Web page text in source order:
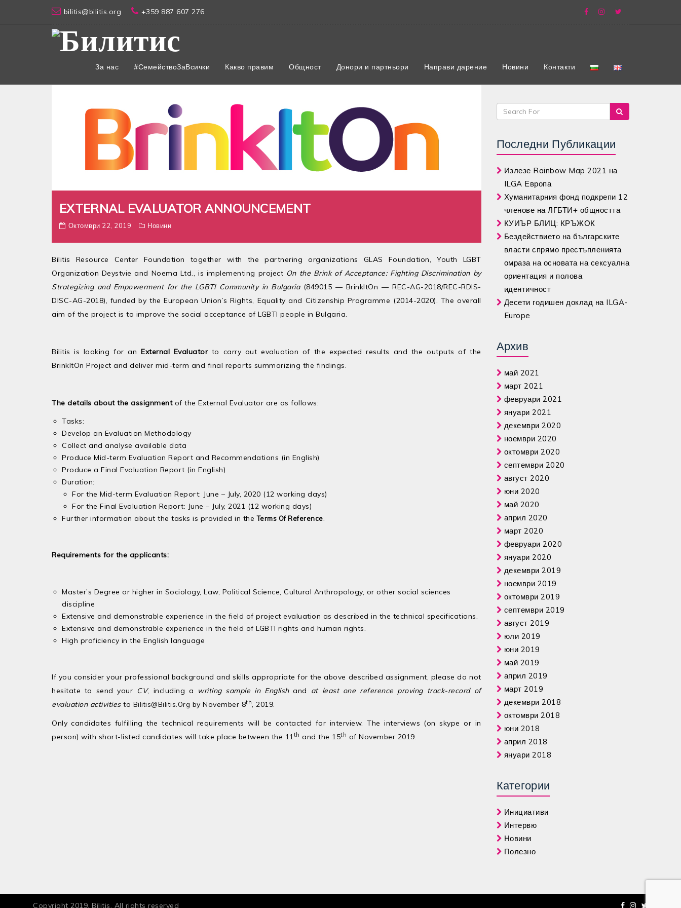
bilitis@bilitis.org +359 887 607 276
За нас #СемействоЗаВсички Какво правим Общност Донори и партньори Направи дарение Новини Контакти
EXTERNAL EVALUATOR ANNOUNCEMENT
Октомври 22, 2019 Новини
Bilitis Resource Center Foundation together with the partnering organizations GLAS Foundation, Youth LGBT
Organization Deystvie and Noema Ltd., is implementing project On the Brink of Acceptance: Fighting Discrimination by
Strategizing and Empowerment for the LGBTI Community in Bulgaria(849015 — BrinkItOn — REC-AG-2018/REC-RDIS-
DISC-AG-2018), funded by the European Union’s Rights, Equality and Citizenship Programme (2014-2020). The overall
aim of the project is to improve the social acceptance of LGBTI people in Bulgaria.
Bilitis is looking for anExternal Evaluatorto carry out evaluation of the expected results and the outputs of the
BrinkItOn Project and deliver mid-term and final reports summarizing the findings.
The details about the assignmentof the External Evaluator are as follows:
Tasks:
Develop an Evaluation Methodology
Collect and analyse available data
Produce Mid-term Evaluation Report and Recommendations (in English)
Produce a Final Evaluation Report (in English)
Duration:
For the Mid-term Evaluation Report: June – July, 2020 (12 working days)
For the Final Evaluation Report: June – July, 2021 (12 working days)
Further information about the tasks is provided in theTerms Of Reference.
Requirements for the applicants:
Master’s Degree or higher in Sociology, Law, Political Science, Cultural Anthropology, or other social sciences
discipline
Extensive and demonstrable experience in the field of project evaluation as described in the technical specifications.
Extensive and demonstrable experience in the field of LGBTI rights and human rights.
High proficiency in the English language
If you consider your professional background and skills appropriate for the above described assignment, please do not
hesitate to send your CV, including a writing sample in Englishand at least one reference proving track-record of
evaluation activitiesto Bilitis@bilitis.org by November 8th, 2019.
Only candidates fulfilling the technical requirements will be contacted for interview. The interviews (on skype or in
person) with short-listed candidates will take place between the 11th and the 15th of November 2019.
Последни Публикации
Излезе Rainbow Map 2021 на
ILGA Европа
Хуманитарния фонд подкрепи 12
членове на ЛГБТИ+ общността
КУИЪР БЛИЦ: КРЪЖОК
Бездействието на българските
власти спрямо престъпленията
омраза на основата на сексуална
ориентация и полова
идентичност
Десети годишен доклад на ILGA-
Europe
Архив
май 2021
март 2021
февруари 2021
януари 2021
декември 2020
ноември 2020
октомври 2020
септември 2020
август 2020
юни 2020
май 2020
април 2020
март 2020
февруари 2020
януари 2020
декември 2019
ноември 2019
октомври 2019
септември 2019
август 2019
юли 2019
юни 2019
май 2019
април 2019
март 2019
декември 2018
октомври 2018
юни 2018
април 2018
януари 2018
Категории
Инициативи
Интервю
Новини
Полезно
Copyright 2019. Bilitis. All rights reserved